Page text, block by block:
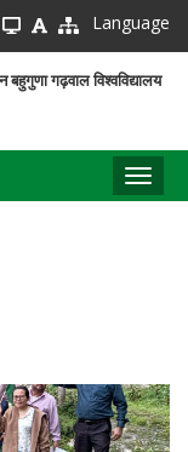
Language
विश्वविद्यालय